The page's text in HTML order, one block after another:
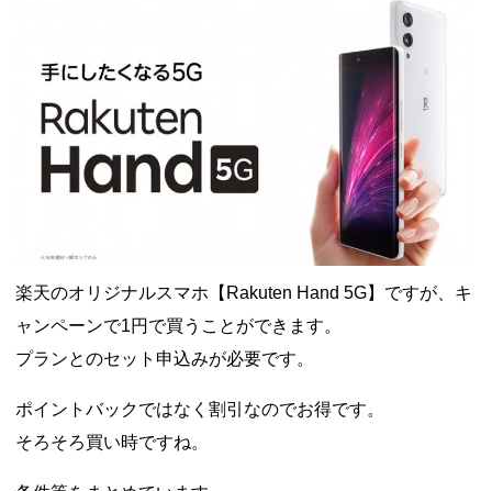
ドコモSMTBネット銀行への振込で最大10,000円あたる抽選キ
ドコモの銀行で預金残高を10万円以上増加で最大10億dポイント
山分けキャンペーン！～10/31
デジタルギフト改悪でいろいろ手数料徴収へ！8/3～
1日
PayPayポイント→Vポイント交換でストア限定の制限を消す方
法
Vポイントpay利用で最大10%還元！8/31まで 2026年8月1日
V NEOBANK改悪！還元率1.25%に、チャージ系対象外へ！11
ドットマネーが再開！8/12から。でも未完了のポイント有効期
【2026年夏】dポイント交換キャンペーンが見逃せない！最大
15%増量のチャンス。8/1~31あたりまで 2026年7月31日
au PAY 残高チャージで最大10000円もらえる！じぶん銀行から
チャージで抽選。8/31まで 2026年7月29日
楽天のオリジナルスマホ【Rakuten Hand 5G】ですが、キ
ャンペーンで1円で買うことができます。
プランとのセット申込みが必要です。
ポイントバックではなく割引なのでお得です。
そろそろ買い時ですね。